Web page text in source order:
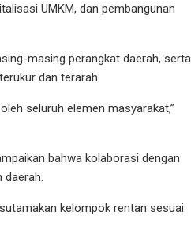
UMKM, dan pembangunan
masing perangkat daerah, serta
dan terarah.
seluruh elemen masyarakat,”
bahwa kolaborasi dengan
kelompok rentan sesuai